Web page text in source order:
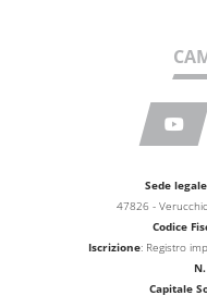
Sede legale
47826 -
Codice
Iscrizione: Registro
Capitale